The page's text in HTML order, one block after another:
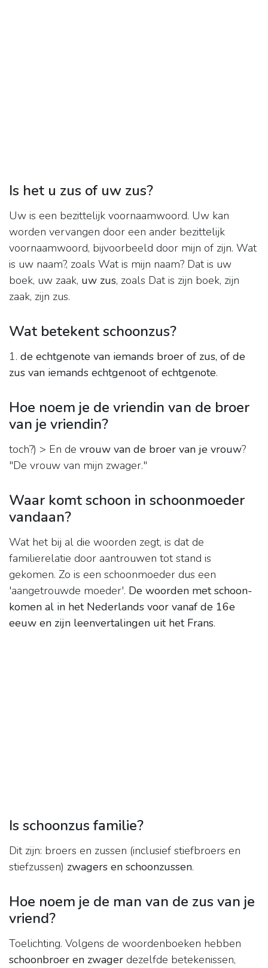
Is het u zus of uw zus?
Uw is een bezittelijk voornaamwoord. Uw kan
worden vervangen door een ander bezittelijk
voornaamwoord, bijvoorbeeld door mijn of zijn. Wat
is uw naam?, zoals Wat is mijn naam? Dat is uw
boek, uw zaak, uw zus, zoals Dat is zijn boek, zijn
zaak, zijn zus.
Wat betekent schoonzus?
1. de echtgenote van iemands broer of zus, of de
zus van iemands echtgenoot of echtgenote.
Hoe noem je de vriendin van de broer
van je vriendin?
toch?) > En de vrouw van de broer van je vrouw?
"De vrouw van mijn zwager."
Waar komt schoon in schoonmoeder
vandaan?
Wat het bij al die woorden zegt, is dat de
familierelatie door aantrouwen tot stand is
gekomen. Zo is een schoonmoeder dus een
'aangetrouwde moeder'. De woorden met schoon-
komen al in het Nederlands voor vanaf de 16e
eeuw en zijn leenvertalingen uit het Frans.
Is schoonzus familie?
Dit zijn: broers en zussen (inclusief stiefbroers en
stiefzussen) zwagers en schoonzussen.
Hoe noem je de man van de zus van je
vriend?
Toelichting. Volgens de woordenboeken hebben
schoonbroer en zwager dezelfde betekenissen,